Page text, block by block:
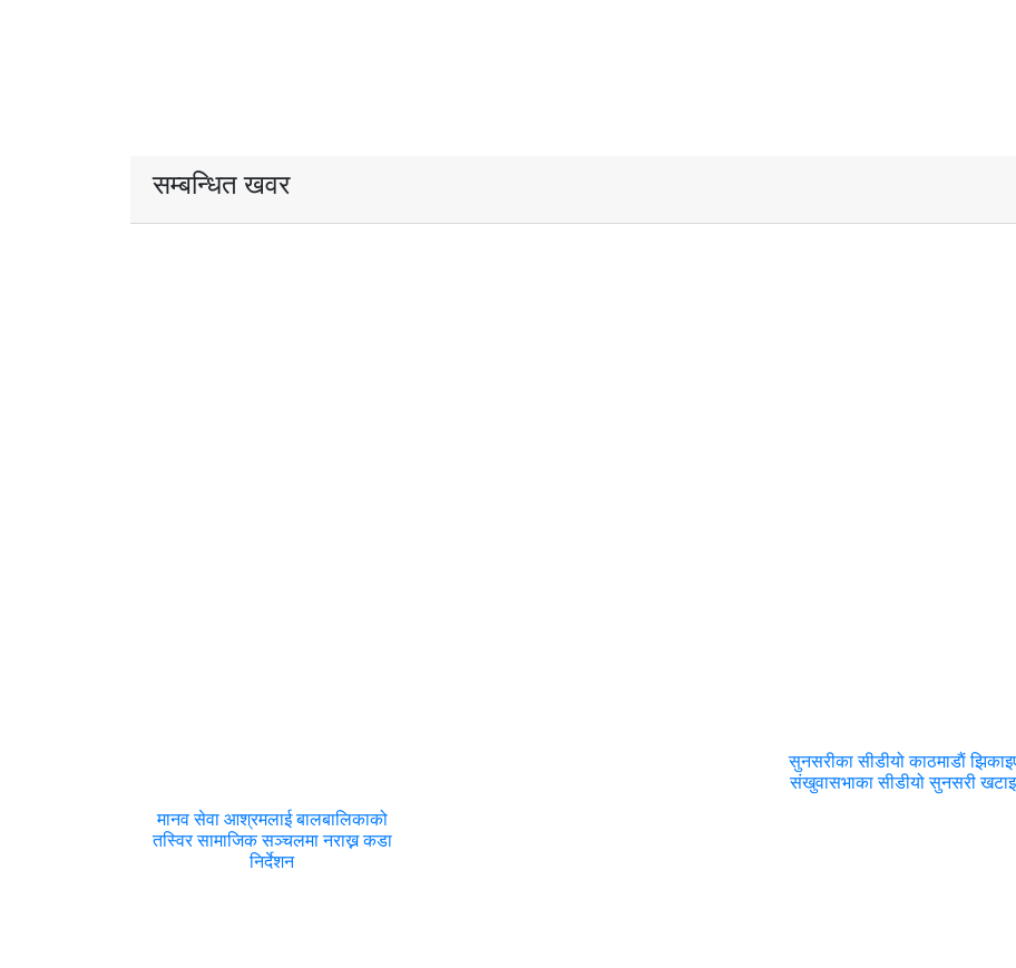
सम्बन्धित खवर
मानव सेवा आश्रमलाई बालबालिकाको
तस्विर सामाजिक सञ्चलमा नराख्न कडा
निर्देशन
सुनसरीका सीडीयो काठमाडाैं
संखुवासभाका सीडीयो सुनसरी